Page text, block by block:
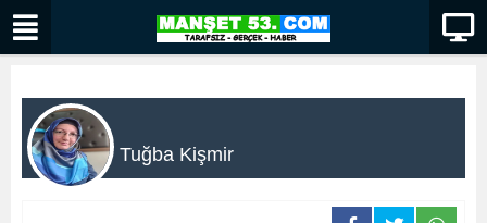
Tuğba Kişmir